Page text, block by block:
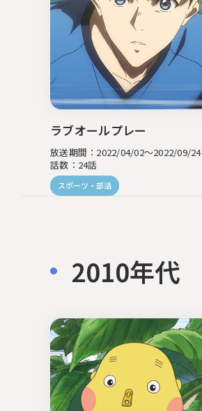
ラブオールプレー
放送期間：2022/04/02～2022/09/24
話数：24話
スポーツ・部活
2010年代